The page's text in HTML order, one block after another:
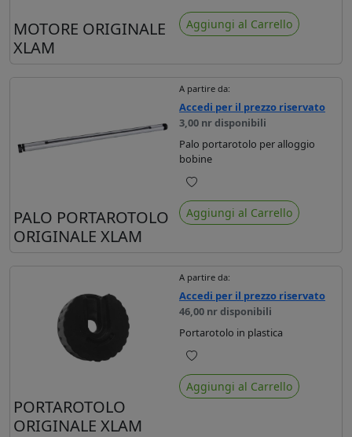
MOTORE ORIGINALE
XLAM
Preferiti
Aggiungi al Carrello
PALO PORTAROTOLO
ORIGINALE XLAM
A partire da:
Accedi per il prezzo riservato
3,00 nr disponibili
Palo portarotolo per alloggio
bobine
Preferiti
Aggiungi al Carrello
PORTAROTOLO
ORIGINALE XLAM
A partire da:
Accedi per il prezzo riservato
46,00 nr disponibili
Portarotolo in plastica
Preferiti
Aggiungi al Carrello